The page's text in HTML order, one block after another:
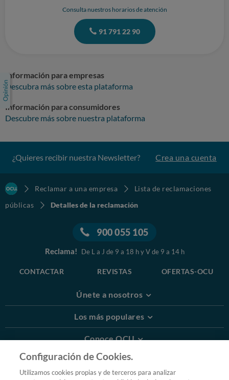
Consulta nuestros horarios de atención
91 791 22 90
Información para empresas
Descubra más sobre esta plataforma
Información para consumidores
Descubre más sobre nuestra plataforma
¿Quieres recibir nuestra Newsletter? Crea una cuenta
Reclamar a una empresa
Lista de reclamaciones
públicas
Detalles de la reclamación
900 055 105
Reclama! De L a J de 9 a 18 h y V de 9 a 14 h
CONTACTAR REVISTAS OFERTAS-OCU
Únete a nosotros
Los más populares
Conoce OCU
Más Información
Configuración de Cookies.
Utilizamos cookies propias y de terceros para analizar